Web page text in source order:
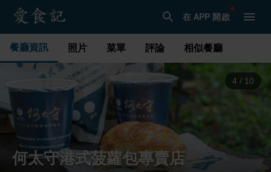
在 APP 開啟
餐廳資訊 照片 菜單 評論 相似餐廳
4 / 10
何太守港式菠蘿包專賣店